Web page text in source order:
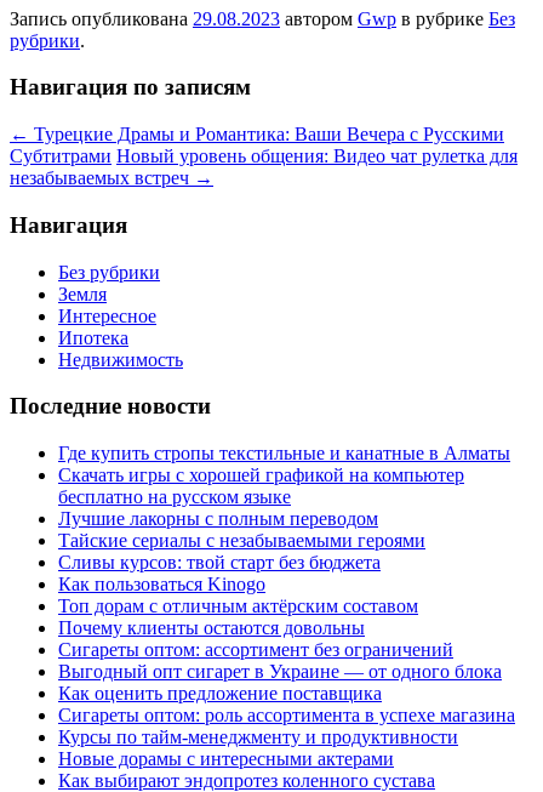
Запись опубликована 29.08.2023 автором Gwp в рубрике Без
рубрики.
Навигация по записям
← Турецкие Драмы и Романтика: Ваши Вечера с Русскими
Субтитрами Новый уровень общения: Видео чат рулетка для
незабываемых встреч →
Навигация
Без рубрики
Земля
Интересное
Ипотека
Недвижимость
Последние новости
Где купить стропы текстильные и канатные в Алматы
Скачать игры с хорошей графикой на компьютер
бесплатно на русском языке
Лучшие лакорны с полным переводом
Тайские сериалы с незабываемыми героями
Сливы курсов: твой старт без бюджета
Как пользоваться Kinogo
Топ дорам с отличным актёрским составом
Почему клиенты остаются довольны
Сигареты оптом: ассортимент без ограничений
Выгодный опт сигарет в Украине — от одного блока
Как оценить предложение поставщика
Сигареты оптом: роль ассортимента в успехе магазина
Курсы по тайм-менеджменту и продуктивности
Новые дорамы с интересными актерами
Как выбирают эндопротез коленного сустава